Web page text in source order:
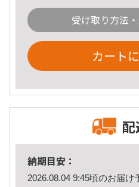
受け取り方法
カート
納期目安：
2026.08.04 9:45頃のお届け